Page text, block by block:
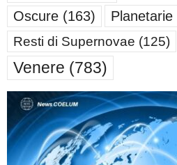
Oscure (163) Planetarie
Resti di Supernovae (125)
Venere (783)